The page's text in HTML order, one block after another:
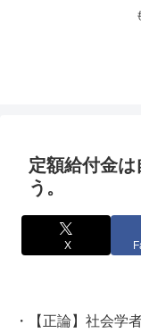
定額給付金
う。
X
・【正論】社会